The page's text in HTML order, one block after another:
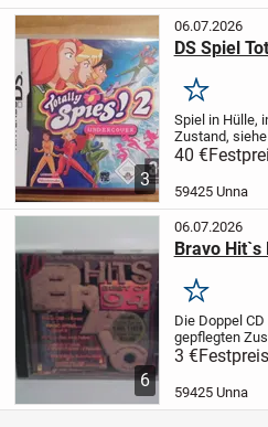
3
06.07.2026
DS Spiel
Merken
Spiel in Hülle,
Zustand,
bekommen,
Selbstabholer !
40 €
59425 Unna
6
06.07.2026
Bravo
Merken
Die Doppel
gepflegten
nur zur Deko.
Rückseite
unscharf
3 €Festpreis
59425 Unna